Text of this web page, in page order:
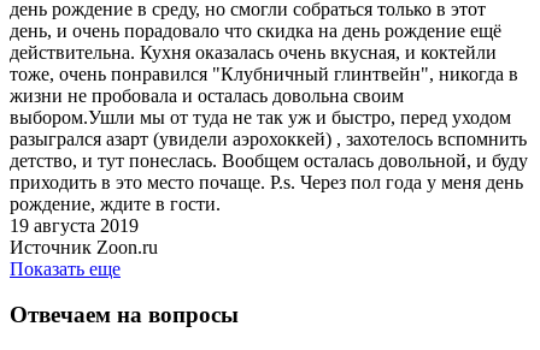
день рождение в среду, но смогли собраться только в этот
день, и очень порадовало что скидка на день рождение ещё
действительна. Кухня оказалась очень вкусная, и коктейли
тоже, очень понравился "Клубничный глинтвейн", никогда в
жизни не пробовала и осталась довольна своим
выбором.Ушли мы от туда не так уж и быстро, перед уходом
разыгрался азарт (увидели аэрохоккей) , захотелось вспомнить
детство, и тут понеслась. Вообщем осталась довольной, и буду
приходить в это место почаще. P.s. Через пол года у меня день
рождение, ждите в гости.
19 августа 2019
Источник Zoon.ru
Показать еще
Отвечаем на вопросы